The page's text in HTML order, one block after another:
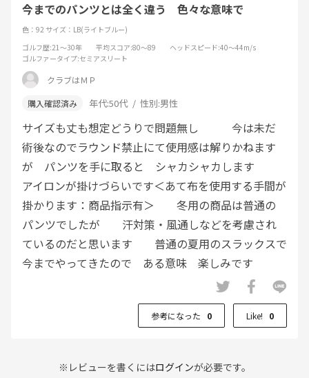
今までのパンツとは全く違う 色々な意味で
色：92 サイズ：LB(ライトブルー)
ゴルフ歴:21～30年 平均スコア:80～89 ヘッドスピード:40～44m/s
ゴルファータイプ:セミアスリート
クラブはＭＰ
年代:50代 性別:男性
サイズも丈も想定どうりで問題無し 今は未だ
術後なのでラウンド禁止にて使用感は解りかねます
が パンツを手に取ると シャカシャカします
アイロンが掛けづらいです＜あて布を使用する手間が
掛かります：商品指示有＞ 冬用の商品は普通の
パンツでしたが 汗対策・風通しなどを考慮され
ているのだと思います 普通の夏用のスラックスで
今までやってきたので ある意味 楽しみです
術後経過 ラウンドＯＫでるのがいつや
ら・・・・ 準備だけはしたくて 我慢できず購入
参考になった 0 Like! 0
※レビューを書くにはログインが必要です。